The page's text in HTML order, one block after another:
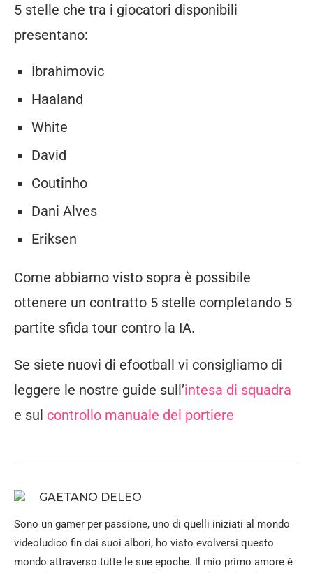
5 stelle che tra i giocatori disponibili
presentano:
Ibrahimovic
Haaland
White
David
Coutinho
Dani Alves
Eriksen
Come abbiamo visto sopra è possibile
ottenere un contratto 5 stelle completando 5
partite sfida tour contro la IA.
Se siete nuovi di efootball vi consigliamo di
leggere le nostre guide sull’intesa di squadra
e sul controllo manuale del portiere
GAETANO DELEO
Sono un gamer per passione, uno di quelli iniziati al mondo
videoludico fin dai suoi albori, ho visto evolversi questo
mondo attraverso tutte le sue epoche. Il mio primo amore è